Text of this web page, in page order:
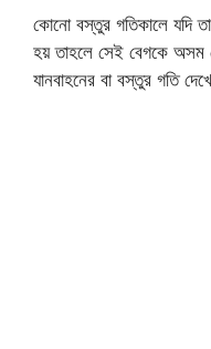
কোনো বস্তুর গতিকালে যদি
হয় তাহলে সেই বেগকে অসম
যানবাহনের বা বস্তুর গতি